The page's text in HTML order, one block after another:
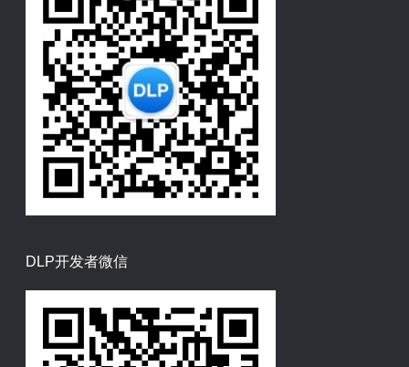
DLP开发者微信